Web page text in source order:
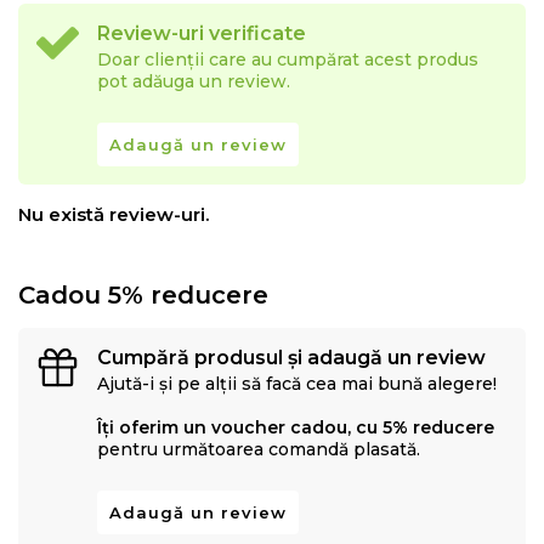
Review-uri verificate
Doar clienții care au cumpărat acest produs
pot adăuga un review.
Adaugă un review
Nu există review-uri.
Cadou 5% reducere
Cumpără produsul și adaugă un review
Ajută-i și pe alții să facă cea mai bună alegere!
Îți oferim un voucher cadou, cu 5% reducere
pentru următoarea comandă plasată.
Adaugă un review